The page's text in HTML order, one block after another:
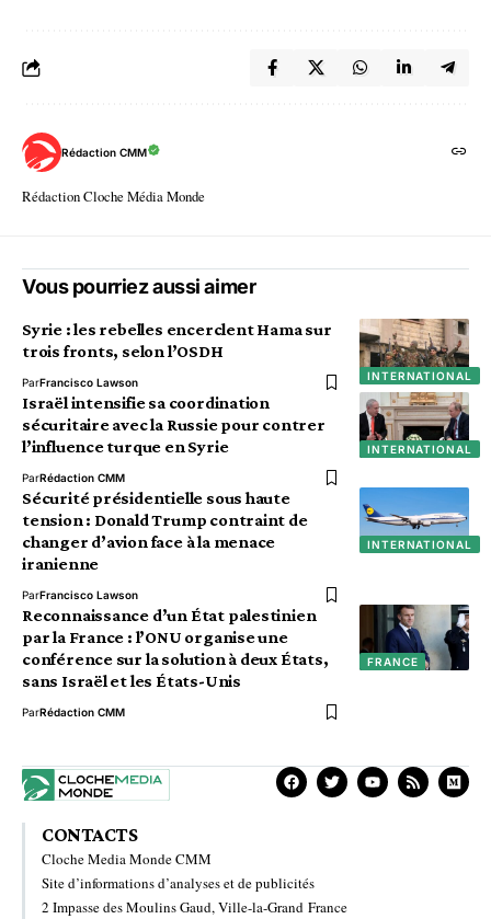
Rédaction CMM
Rédaction Cloche Média Monde
Vous pourriez aussi aimer
INTERNATIONAL
Syrie : les rebelles encerclent Hama sur
trois fronts, selon l’OSDH
ParFrancisco Lawson
INTERNATIONAL
Israël intensifie sa coordination
sécuritaire avec la Russie pour contrer
l’influence turque en Syrie
ParRédaction CMM
INTERNATIONAL
Sécurité présidentielle sous haute
tension : Donald Trump contraint de
changer d’avion face à la menace
iranienne
ParFrancisco Lawson
FRANCE
Reconnaissance d’un État palestinien
par la France : l’ONU organise une
conférence sur la solution à deux États,
sans Israël et les États-Unis
ParRédaction CMM
CONTACTS
Cloche Media Monde CMM
Site d’informations d’analyses et de publicités
2 Impasse des Moulins Gaud, Ville-la-Grand France